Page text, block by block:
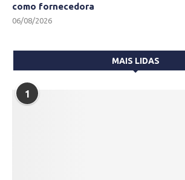
como fornecedora
06/08/2026
MAIS LIDAS
1